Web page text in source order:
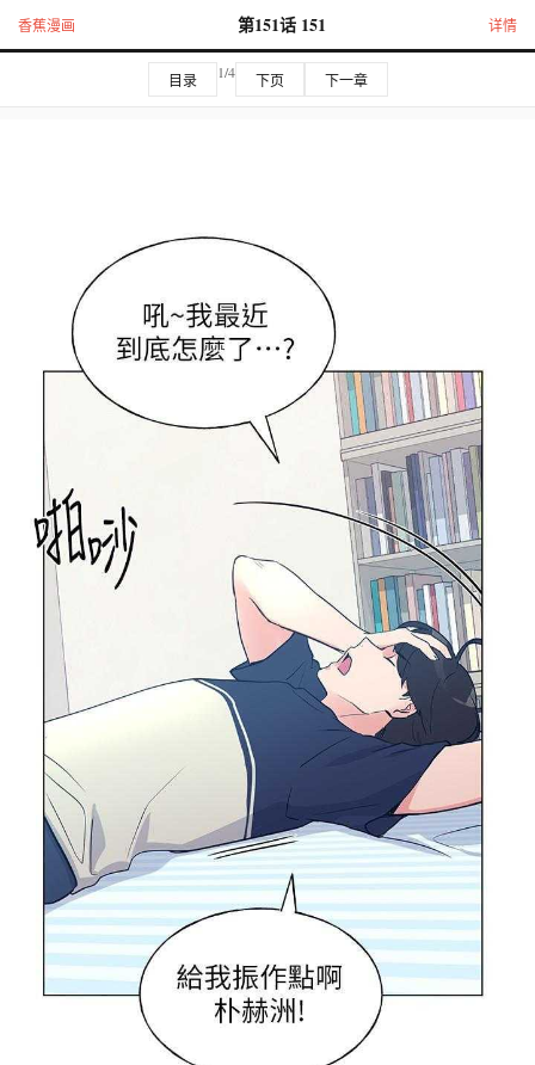
香蕉漫画 第151话 151 详情
目录 1/4 下页 下一章